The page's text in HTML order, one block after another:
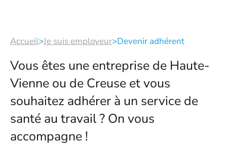
Accueil>Je suis employeur>Devenir adhérent
Vous êtes une entreprise de Haute-
Vienne ou de Creuse et vous
souhaitez adhérer à un service de
santé au travail ? On vous
accompagne !